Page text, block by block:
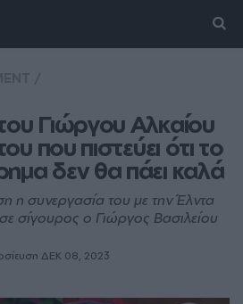
Γιώργου Αλκαίου
που πιστεύει ότι το
δεν θα πάει καλά
η συνεργασία του με την Έλντα
σίγουρος ο Γιώργος Βασιλείου
ΔΕΚ 08, 2023